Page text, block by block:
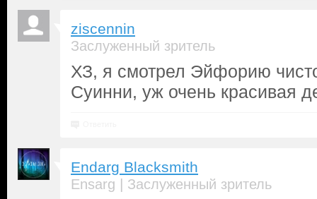
ziscennin
Заслуженный зритель
ХЗ, я смотрел Эйфорию
Суинни, уж очень красивая
Endarg Blacksmith
Ensarg | Заслуженный зритель